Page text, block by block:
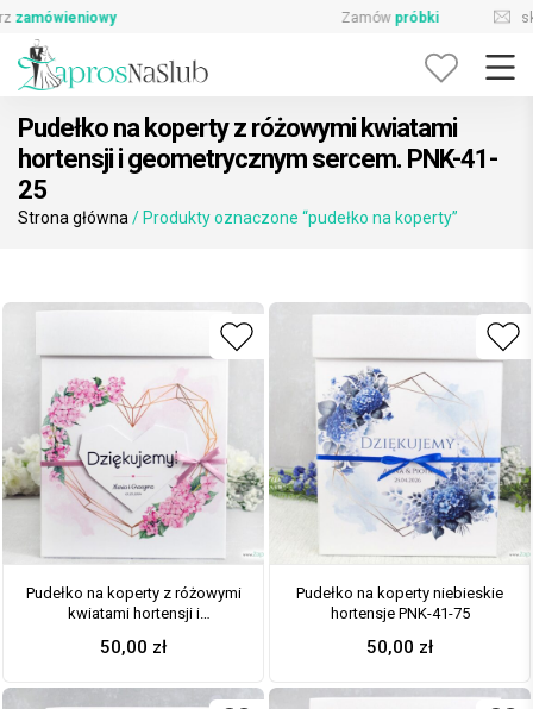
Skip
content
sklep@zaprosnaslub.pl 726-644-296
Pudełko na koperty z różowymi kwiatami
hortensji i geometrycznym sercem. PNK-41-
25
Strona główna / Produkty oznaczone “pudełko na koperty”
Pudełko na koperty z różowymi
kwiatami hortensji i
41-25
50,00 zł
Pudełko na koperty niebieskie
hortensje PNK-41-75
50,00 zł